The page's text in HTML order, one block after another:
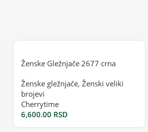
Ženske Gležnjače 2677 crna
Ženske gležnjače, Ženski veliki
brojevi
Cherrytime
6,600.00 RSD